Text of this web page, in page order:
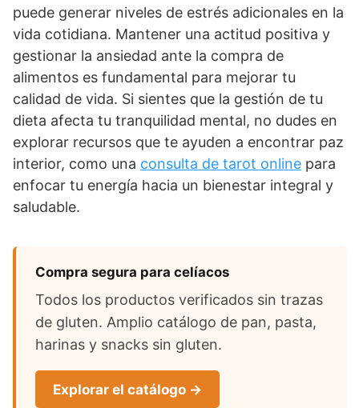
puede generar niveles de estrés adicionales en la
vida cotidiana. Mantener una actitud positiva y
gestionar la ansiedad ante la compra de
alimentos es fundamental para mejorar tu
calidad de vida. Si sientes que la gestión de tu
dieta afecta tu tranquilidad mental, no dudes en
explorar recursos que te ayuden a encontrar paz
interior, como una consulta de tarot online para
enfocar tu energía hacia un bienestar integral y
saludable.
Compra segura para celíacos
Todos los productos verificados sin trazas
de gluten. Amplio catálogo de pan, pasta,
harinas y snacks sin gluten.
Explorar el catálogo →